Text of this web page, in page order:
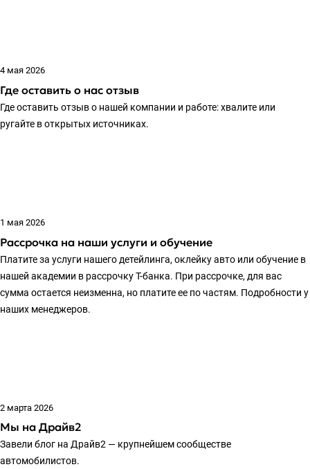
4 мая 2026
Где оставить о нас отзыв
Где оставить отзыв о нашей компании и работе: хвалите или
ругайте в открытых источниках.
1 мая 2026
Рассрочка на наши услуги и обучение
Платите за услуги нашего детейлинга, оклейку авто или обучение в
нашей академии в рассрочку Т-банка. При рассрочке, для вас
сумма остается неизменна, но платите ее по частям. Подробности у
наших менеджеров.
2 марта 2026
Мы на Драйв2
Завели блог на Драйв2 — крупнейшем сообществе
автомобилистов.